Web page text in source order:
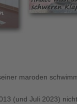
maroden
(und Juli 2023)